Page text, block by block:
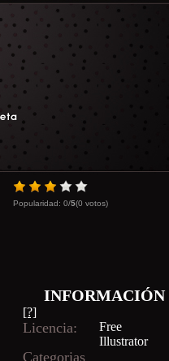
Popularidad: 0/5(0 votos)
INFORMACIÓN
[?]
Licencia: Free
Illustrator
Categorias